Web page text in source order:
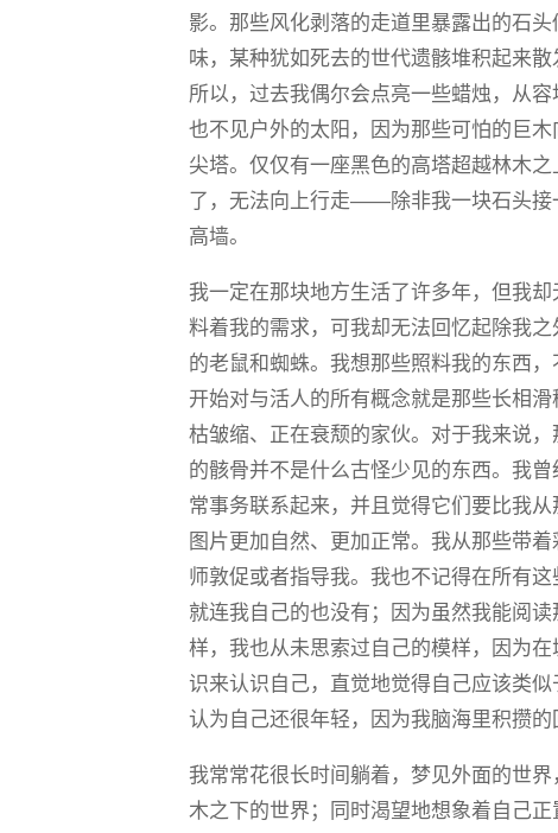
影。那些风化剥落的走道里暴露出的石
味，某种犹如死去的世代遗骸堆积起来
所以，过去我偶尔会点亮一些蜡烛，从
也不见户外的太阳，因为那些可怕的巨
尖塔。仅仅有一座黑色的高塔超越林木
了，无法向上行走——除非我一块石头接
高墙。
我一定在那块地方生活了许多年，但我
料着我的需求，可我却无法回忆起除我
的老鼠和蜘蛛。我想那些照料我的东西
开始对与活人的所有概念就是那些长相
枯皱缩、正在衰颓的家伙。对于我来说
的骸骨并不是什么古怪少见的东西。我
常事务联系起来，并且觉得它们要比我
图片更加自然、更加正常。我从那些带
师敦促或者指导我。我也不记得在所有
就连我自己的也没有；因为虽然我能阅
样，我也从未思索过自己的模样，因为
识来认识自己，直觉地觉得自己应该类
认为自己还很年轻，因为我脑海里积攒的
我常常花很长时间躺着，梦见外面的世
木之下的世界；同时渴望地想象着自己